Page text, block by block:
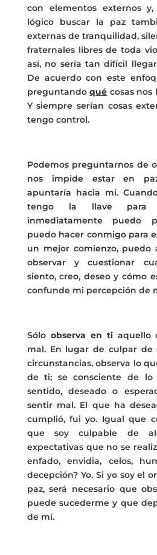
con elementos externos
lógico buscar la paz
externas de tranquilidad,
fraternales libres de toda
así, no sería tan difícil
De acuerdo con este
preguntandoqué cosas nos
Y siempre serían cosas
tengo control.
Podemos preguntarnos de
nos impide estar en
apuntaría hacia mí.
tengo la llave para
inmediatamente puedo
puedo hacer conmigo para
un mejor comienzo, puedo
observar y cuestionar
siento, creo, deseo y cómo
confunde mi percepción de
Sólo observa en tiaquello
mal. En lugar de culpar
circunstancias, observa lo
de ti; se consciente de lo
sentido, deseado o
sentir mal. El que ha
cumplió, fui yo. Igual que
que soy culpable de
expectativas que no se
enfado, envidia, celos,
decepción? Yo. Si yo soy el
paz, será necesario que
puede sucederme y que
de mí.